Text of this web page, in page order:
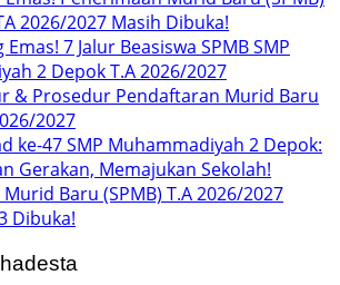
2026/2027 Masih Dibuka!
7 Jalur Beasiswa SPMB SMP
2 Depok T.A 2026/2027
& Prosedur Pendaftaran Murid Baru
2027
ke-47 SMP Muhammadiyah 2 Depok:
Gerakan, Memajukan Sekolah!
Baru (SPMB) T.A 2026/2027
Dibuka!